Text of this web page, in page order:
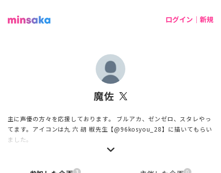
ログイン｜新規
魔佐
主に声優の方々を応援しております。 ブルアカ、ゼンゼロ、スタレやっ
てます。アイコンは九 六 胡 椒先生【@96kosyou_28】に描いてもらい
ました。